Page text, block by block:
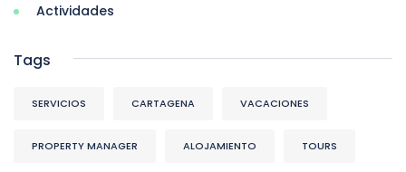
Actividades
Tags
SERVICIOS CARTAGENA VACACIONES
PROPERTY MANAGER ALOJAMIENTO TOURS